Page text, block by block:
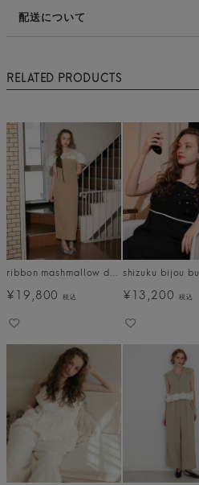
配送について
RELATED PRODUCTS
ribbon mashmallow dress
¥19,800 税込 ¥13,200 税込